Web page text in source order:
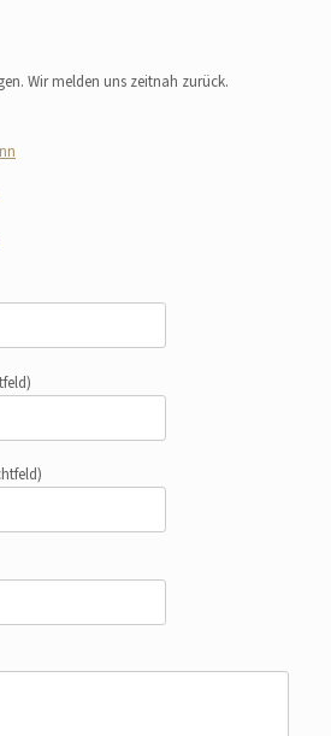
Wir melden uns zeitnah zurück.